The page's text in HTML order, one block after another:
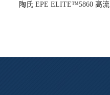
陶氏 EPE ELITE™5860 高流